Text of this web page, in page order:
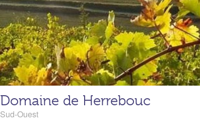
Domaine de Herrebouc
Sud-Ouest